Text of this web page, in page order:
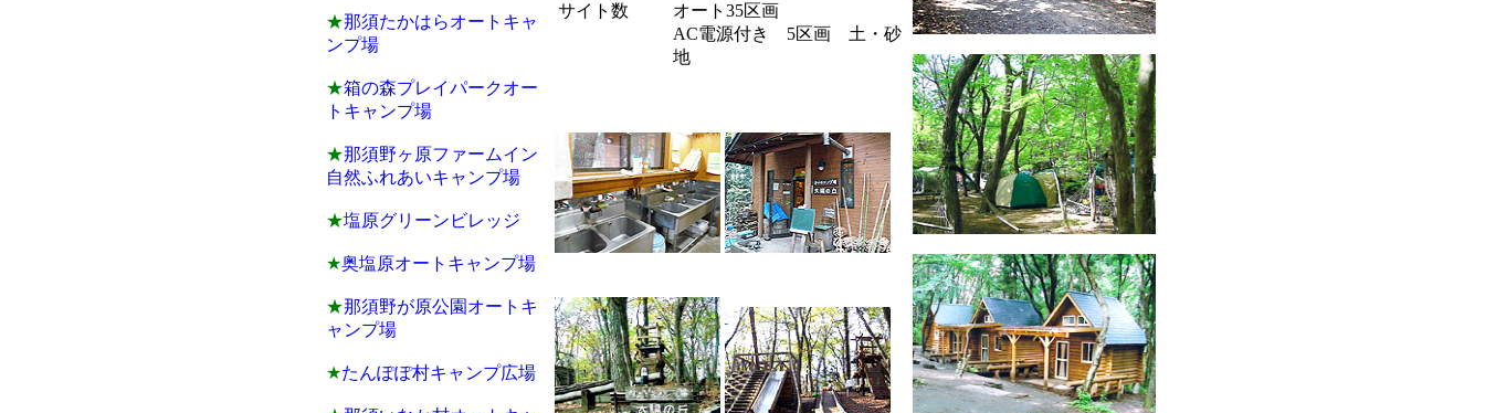
サイト数
オート35区画
AC電源付き 5区画 土・砂
地
★那須たかはらオートキャ
ンプ場
★箱の森プレイパークオー
トキャンプ場
★那須野ヶ原ファームイン
自然ふれあいキャンプ場
★塩原グリーンビレッジ
★奥塩原オートキャンプ場
★那須野が原公園オートキ
ャンプ場
★たんぽぽ村キャンプ広場